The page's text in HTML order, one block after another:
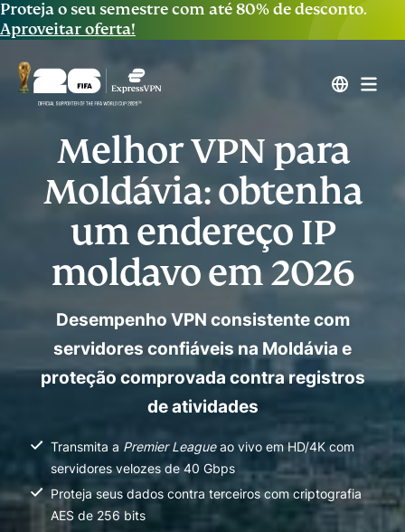
Proteja o seu semestre com até 80% de desconto.
Aproveitar oferta!
Melhor VPN para
Moldávia: obtenha
um endereço IP
moldavo em 2026
Desempenho VPN consistente com
servidores confiáveis ​​na Moldávia e
proteção comprovada contra registros
de atividades
Transmita a Premier Leagueao vivo em HD/4K com
servidores velozes de 40 Gbps
Proteja seus dados contra terceiros com criptografia
AES de 256 bits